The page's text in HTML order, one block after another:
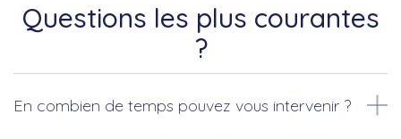
Questions les plus courantes
?
En combien de temps pouvez vous intervenir ?